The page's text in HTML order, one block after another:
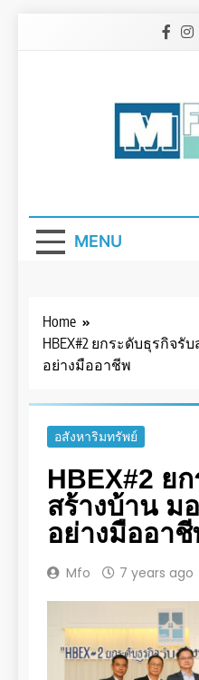
MENU
Home
HBEX#2 ยกระดับธุรกิจ
อย่างมืออาชีพ
อสังหาริมทรัพย์
HBEX#2 ย
สร้างบ้าน ม
อย่างมืออา
Mfo 7 years ago